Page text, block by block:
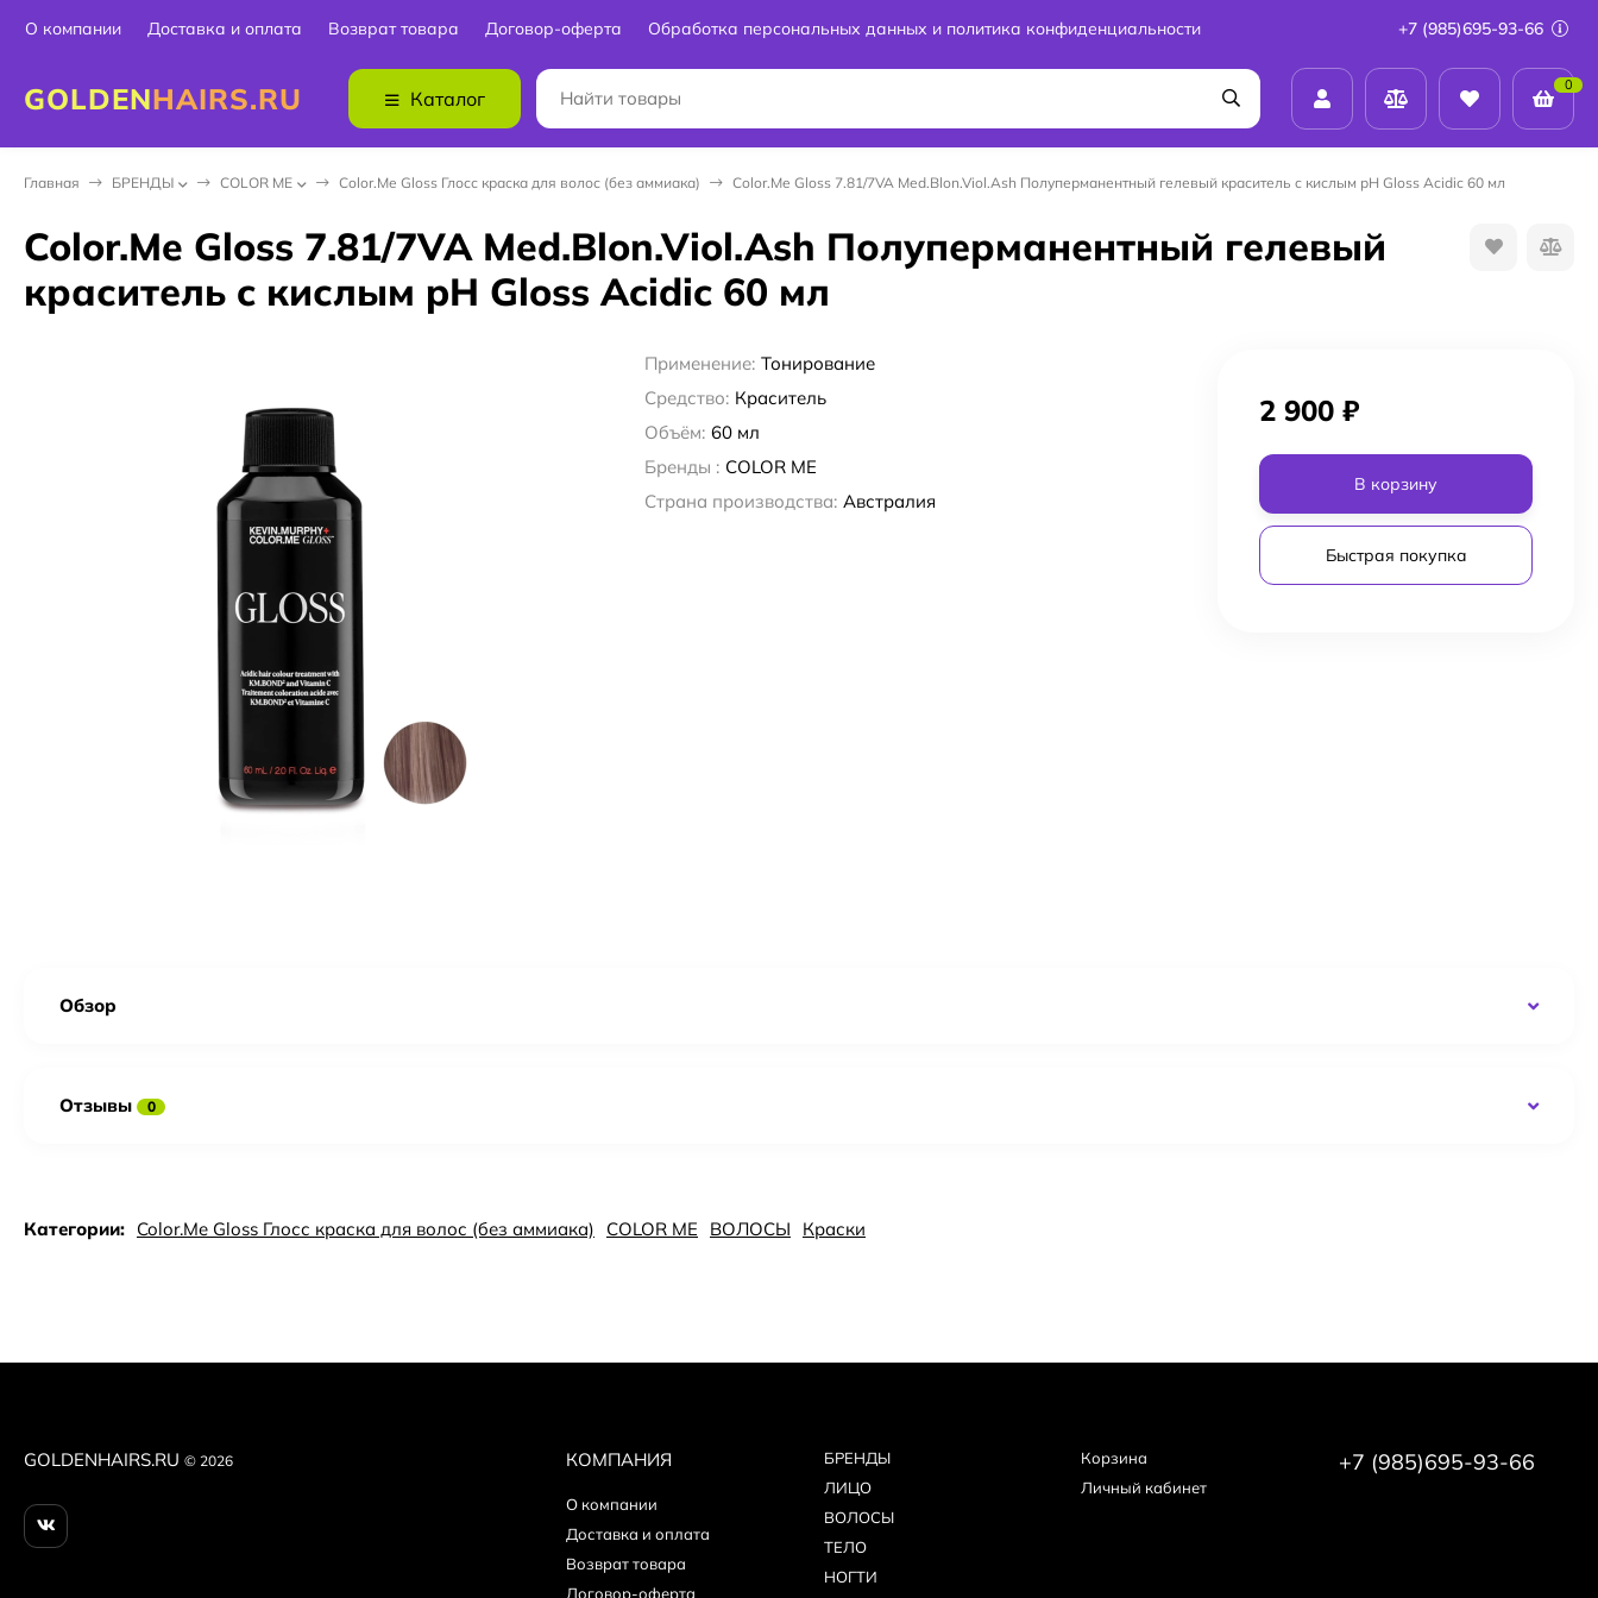
О компании Доставка и оплата Возврат товара Договор-оферта Обработка персональных данных и политика конфиденциальности +7 (985)695-93-66
GOLDENHAIRS.RU Каталог
0
Главная БPEНДЫ COLOR ME Color.Me Gloss Глосс краска для волос (без аммиака) Color.Me Gloss 7.81/7VA Med.Blon.Viol.Ash Полуперманентный гелевый краситель c кислым pH Gloss Acidic 60 мл
Color.Me Gloss 7.81/7VA Med.Blon.Viol.Ash Полуперманентный гелевый
краситель c кислым pH Gloss Acidic 60 мл
Применение: Тонирование
Средство: Краситель
Объём: 60 мл
Бренды : COLOR ME
Страна производства: Австралия
2 900 ₽
В корзину
Быстрая покупка
Обзор
Отзывы 0
Категории: Color.Me Gloss Глосс краска для волос (без аммиака) COLOR ME ВОЛОСЫ Краски
GOLDENHAIRS.RU © 2026 КОМПАНИЯ
О компании
Доставка и оплата
Возврат товара
Договор-оферта
БPEНДЫ
ЛИЦО
ВОЛОСЫ
ТЕЛО
НОГТИ
Корзина
Личный кабинет
+7 (985)695-93-66